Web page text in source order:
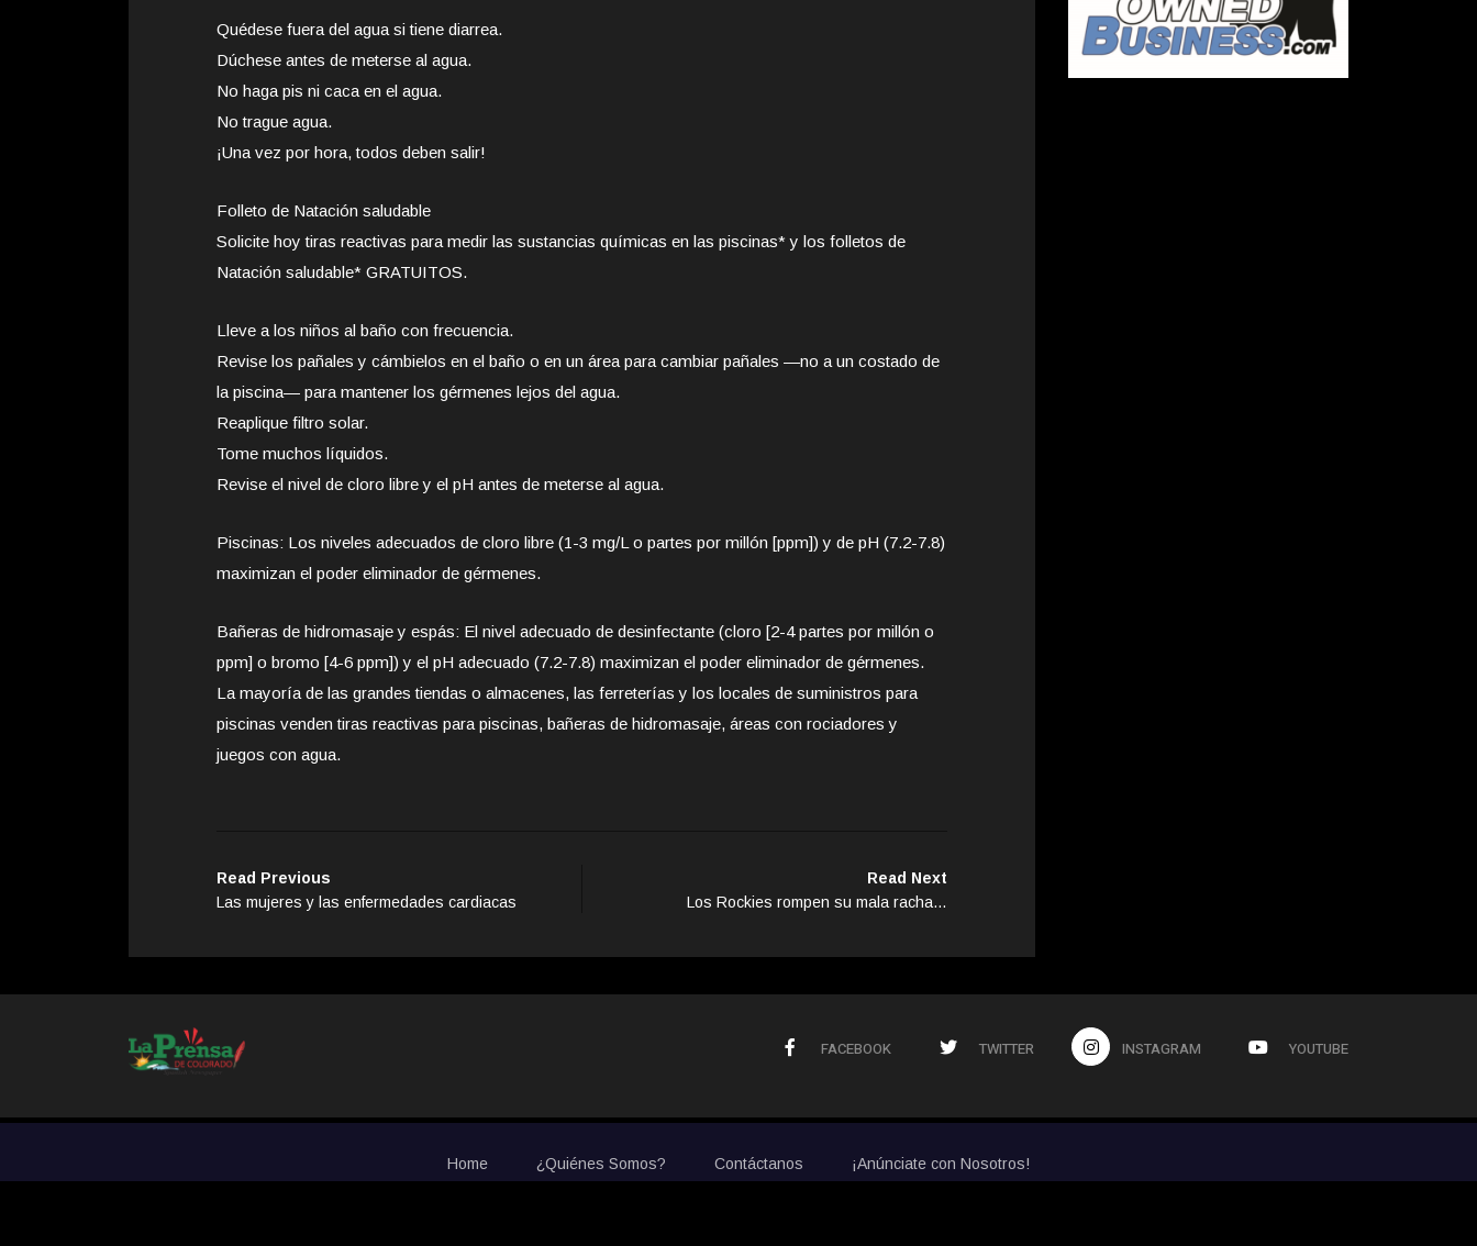
Quédese fuera del agua si tiene diarrea.
Dúchese antes de meterse al agua.
No haga pis ni caca en el agua.
No trague agua.
¡Una vez por hora, todos deben salir!
Folleto de Natación saludable
Solicite hoy tiras reactivas para medir las sustancias químicas en las piscinas* y los folletos de
Natación saludable* GRATUITOS.
Lleve a los niños al baño con frecuencia.
Revise los pañales y cámbielos en el baño o en un área para cambiar pañales —no a un costado de
la piscina— para mantener los gérmenes lejos del agua.
Reaplique filtro solar.
Tome muchos líquidos.
Revise el nivel de cloro libre y el pH antes de meterse al agua.
Piscinas: Los niveles adecuados de cloro libre (1-3 mg/L o partes por millón [ppm]) y de pH (7.2-7.8)
maximizan el poder eliminador de gérmenes.
Bañeras de hidromasaje y espás: El nivel adecuado de desinfectante (cloro [2-4 partes por millón o
ppm] o bromo [4-6 ppm]) y el pH adecuado (7.2-7.8) maximizan el poder eliminador de gérmenes.
La mayoría de las grandes tiendas o almacenes, las ferreterías y los locales de suministros para
piscinas venden tiras reactivas para piscinas, bañeras de hidromasaje, áreas con rociadores y
juegos con agua.
Read Previous
Las mujeres y las enfermedades cardiacas
Read Next
Los Rockies rompen su mala racha…
FACEBOOK TWITTER INSTAGRAM YOUTUBE
Home ¿Quiénes Somos? Contáctanos ¡Anúnciate con Nosotros!